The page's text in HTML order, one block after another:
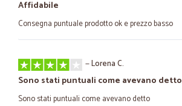
Affidabile
Consegna puntuale prodotto ok e prezzo basso
—Lorena C.
Sono stati puntuali come avevano detto
Sono stati puntuali come avevano detto